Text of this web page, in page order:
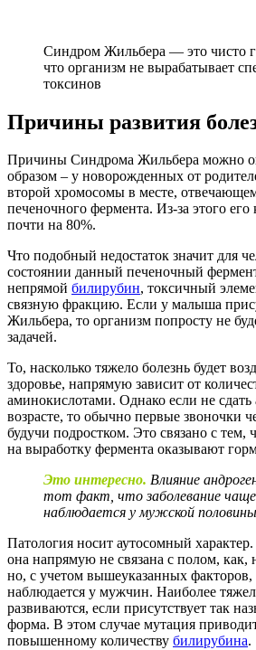
Синдром Жильбера — это чисто
что организм не вырабатывает
токсинов
Причины развития
Причины Синдрома Жильбера можно
образом – у новорожденных от
второй хромосомы в месте,
печеночного фермента. Из-за этого его
почти на 80%.
Что подобный недостаток значит для
состоянии данный печеночный
непрямой билирубин, токсичный
связную фракцию. Если у малыша
Жильбера, то организм попросту не
задачей.
То, насколько тяжело болезнь будет
здоровье, напрямую зависит от
аминокислотами. Однако если не сдать
возрасте, то обычно первые звоночки
будучи подростком. Это связано с тем,
на выработку фермента оказывают
Это интересно. Влияние
тот факт, что заболевание чаще
наблюдается у мужской половины
Патология носит аутосомный характер.
она напрямую не связана с полом, как,
но, с учетом вышеуказанных
наблюдается у мужчин. Наиболее
развиваются, если присутствует так
форма. В этом случае мутация
повышенному количеству билирубина.